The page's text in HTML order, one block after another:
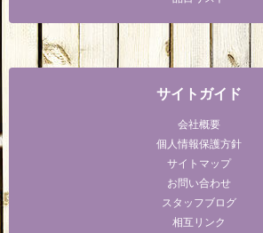
サイトガイド
会社概要
個人情報保護方針
サイトマップ
お問い合わせ
スタッフブログ
相互リンク